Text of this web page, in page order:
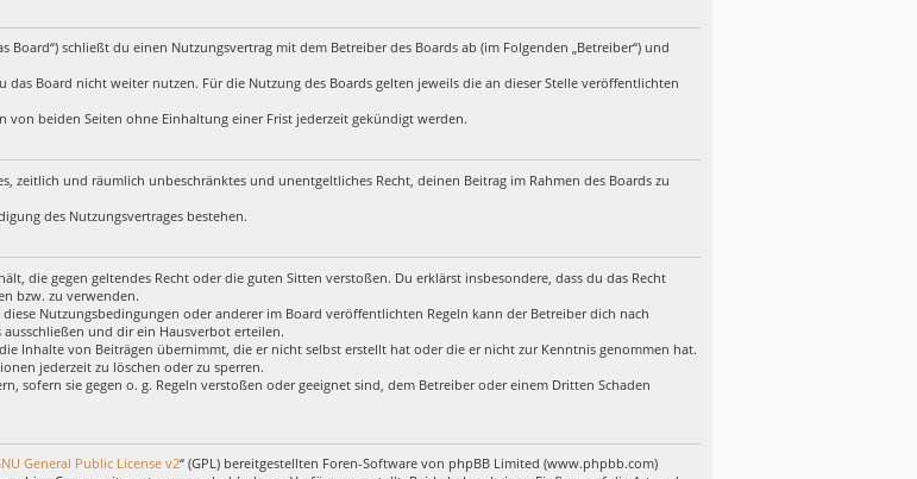
schließt du einen Nutzungsvertrag mit dem Betreiber des Boards ab (im Folgenden „Betreiber“) und
Board nicht weiter nutzen. Für die Nutzung des Boards gelten jeweils die an dieser Stelle veröffentlichten
beiden Seiten ohne Einhaltung einer Frist jederzeit gekündigt werden.
zeitlich und räumlich unbeschränktes und unentgeltliches Recht, deinen Beitrag im Rahmen des Boards zu
des Nutzungsvertrages bestehen.
die gegen geltendes Recht oder die guten Sitten verstoßen. Du erklärst insbesondere, dass du das Recht
bzw. zu verwenden.
Nutzungsbedingungen oder anderer im Board veröffentlichten Regeln kann der Betreiber dich nach
und dir ein Hausverbot erteilen.
Inhalte von Beiträgen übernimmt, die er nicht selbst erstellt hat oder die er nicht zur Kenntnis genommen hat.
jederzeit zu löschen oder zu sperren.
sofern sie gegen o. g. Regeln verstoßen oder geeignet sind, dem Betreiber oder einem Dritten Schaden
General Public License v2“ (GPL) bereitgestellten Foren-Software von phpBB Limited (www.phpbb.com)